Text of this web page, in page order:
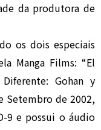
da produtora de
os dois especiais
Manga Films: “El
Gohan y
Setembro de 2002,
9 e possui o áudio